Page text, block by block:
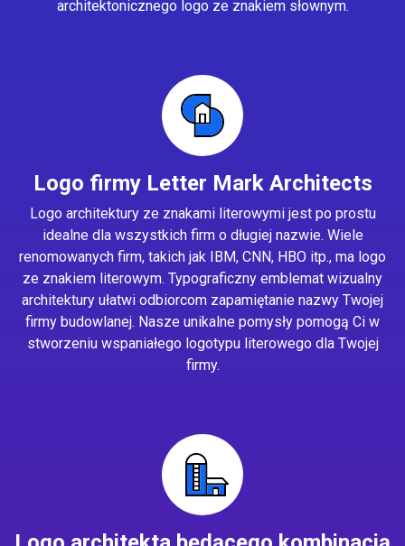
architektonicznego logo ze znakiem słownym.
Logo firmy Letter Mark Architects
Logo architektury ze znakami literowymi jest po prostu
idealne dla wszystkich firm o długiej nazwie. Wiele
renomowanych firm, takich jak IBM, CNN, HBO itp., ma logo
ze znakiem literowym. Typograficzny emblemat wizualny
architektury ułatwi odbiorcom zapamiętanie nazwy Twojej
firmy budowlanej. Nasze unikalne pomysły pomogą Ci w
stworzeniu wspaniałego logotypu literowego dla Twojej
firmy.